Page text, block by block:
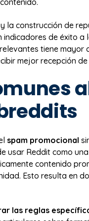
y la construcción de
indicadores de éxito a
tiene mayor
mejor recepción
spam promocional
usar Reddit como
contenido
Esto resulta en
las reglas